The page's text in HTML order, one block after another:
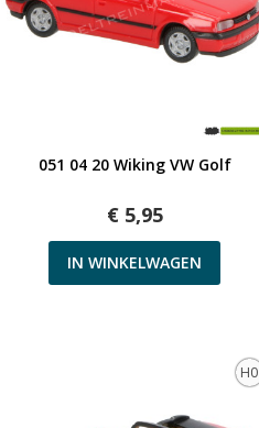
Snel bekijken
051 04 20 Wiking VW Golf
€ 5,95
IN WINKELWAGEN
H0